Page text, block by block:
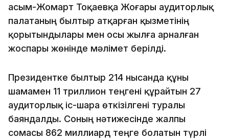
Қасым-Жомарт Тоқаевқа Жоғары аудиторлық
палатаның былтыр атқарған қызметінің
қорытындылары мен осы жылға арналған
жоспары жөнінде мәлімет берілді.
Президентке былтыр 214 нысанда құны
шамамен 11 триллион теңгені құрайтын 27
аудиторлық іс-шара өткізілгені туралы
баяндалды. Соның нәтижесінде жалпы
сомасы 862 миллиард теңге болатын түрлі